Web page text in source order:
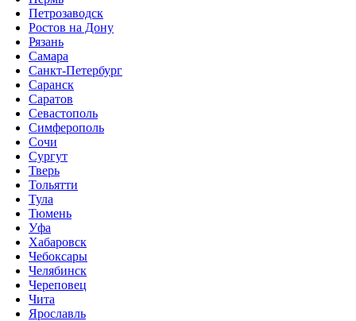
Петрозаводск
Ростов на Дону
Рязань
Самара
Санкт-Петербург
Саранск
Саратов
Севастополь
Симферополь
Сочи
Сургут
Тверь
Тольятти
Тула
Тюмень
Уфа
Хабаровск
Чебоксары
Челябинск
Череповец
Чита
Ярославль